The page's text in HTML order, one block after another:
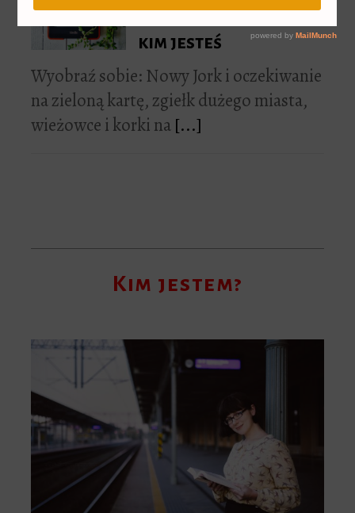
kim jesteś
Wyobraź sobie: Nowy Jork i oczekiwanie
na zieloną kartę, zgiełk dużego miasta,
wieżowce i korki na[...]
Kim jestem?